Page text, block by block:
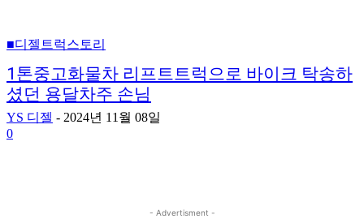
■디젤트럭스토리
1톤중고화물차 리프트트럭으로 바이크 탁송하
셨던 용달차주 손님
YS 디젤 - 2024년 11월 08일
0
- Advertisment -